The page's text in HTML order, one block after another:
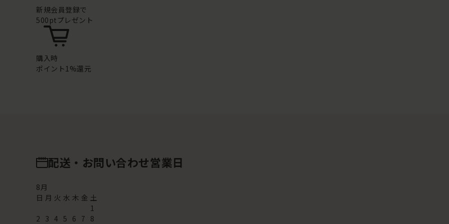
新規会員登録で
500ptプレゼント
購入時
ポイント1%還元
配送・お問い合わせ営業日
8月
日 月 火 水 木 金 土
1
2 3 4 5 6 7 8